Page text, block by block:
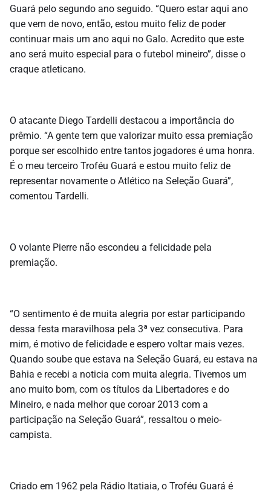
Guará pelo segundo ano seguido. “Quero estar aqui ano
que vem de novo, então, estou muito feliz de poder
continuar mais um ano aqui no Galo. Acredito que este
ano será muito especial para o futebol mineiro”, disse o
craque atleticano.
O atacante Diego Tardelli destacou a importância do
prêmio. “A gente tem que valorizar muito essa premiação
porque ser escolhido entre tantos jogadores é uma honra.
É o meu terceiro Troféu Guará e estou muito feliz de
representar novamente o Atlético na Seleção Guará”,
comentou Tardelli.
O volante Pierre não escondeu a felicidade pela
premiação.
“O sentimento é de muita alegria por estar participando
dessa festa maravilhosa pela 3ª vez consecutiva. Para
mim, é motivo de felicidade e espero voltar mais vezes.
Quando soube que estava na Seleção Guará, eu estava na
Bahia e recebi a noticia com muita alegria. Tivemos um
ano muito bom, com os títulos da Libertadores e do
Mineiro, e nada melhor que coroar 2013 com a
participação na Seleção Guará”, ressaltou o meio-
campista.
Criado em 1962 pela Rádio Itatiaia, o Troféu Guará é